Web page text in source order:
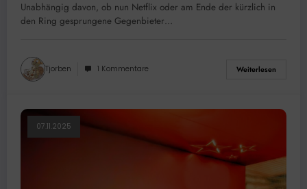
Unabhängig davon, ob nun Netflix oder am Ende der kürzlich in
den Ring gesprungene Gegenbieter…
Tjorben 1 Kommentare Weiterlesen
07.11.2025